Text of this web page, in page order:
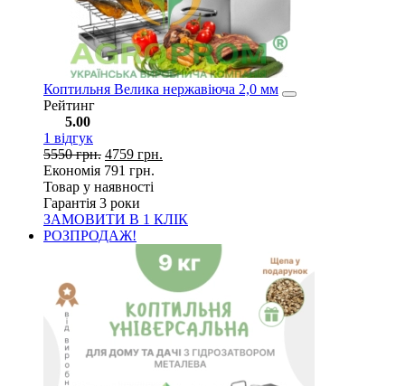
Коптильня Велика нержавіюча 2,0 мм
Рейтинг
5.00
1 відгук
5550грн. 4759 грн.
Економія 791 грн.
Товар у наявності
Гарантія 3 роки
ЗАМОВИТИ В 1 КЛІК
РОЗПРОДАЖ!